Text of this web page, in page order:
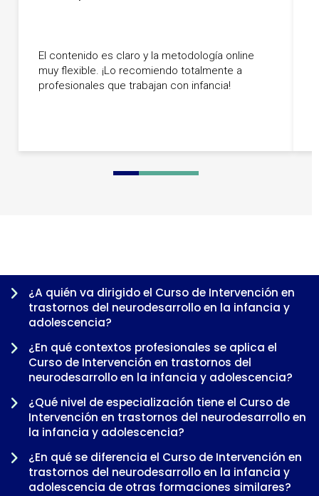
El contenido es claro y la metodología online
muy flexible. ¡Lo recomiendo totalmente a
profesionales que trabajan con infancia!
0 1 2 3 4 5 6 7
¿A quién va dirigido el Curso de Intervención en
trastornos del neurodesarrollo en la infancia y
adolescencia?
¿En qué contextos profesionales se aplica el
Curso de Intervención en trastornos del
neurodesarrollo en la infancia y adolescencia?
¿Qué nivel de especialización tiene el Curso de
Intervención en trastornos del neurodesarrollo en
la infancia y adolescencia?
¿En qué se diferencia el Curso de Intervención en
trastornos del neurodesarrollo en la infancia y
adolescencia de otras formaciones similares?